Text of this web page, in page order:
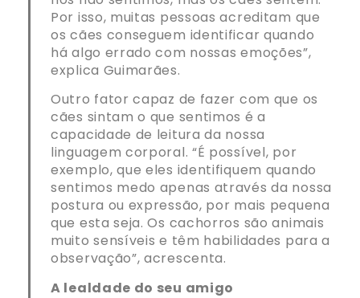
Por isso, muitas pessoas acreditam que
os cães conseguem identificar quando
há algo errado com nossas emoções”,
explica Guimarães.
Outro fator capaz de fazer com que os
cães sintam o que sentimos é a
capacidade de leitura da nossa
linguagem corporal. “É possível, por
exemplo, que eles identifiquem quando
sentimos medo apenas através da nossa
postura ou expressão, por mais pequena
que esta seja. Os cachorros são animais
muito sensíveis e têm habilidades para a
observação”, acrescenta.
A lealdade do seu amigo